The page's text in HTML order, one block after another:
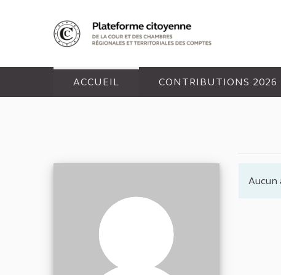
ACCUEIL CONTRIBUTIONS 2026
Aucun